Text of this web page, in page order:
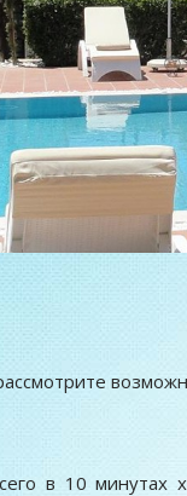
в 10 минутах